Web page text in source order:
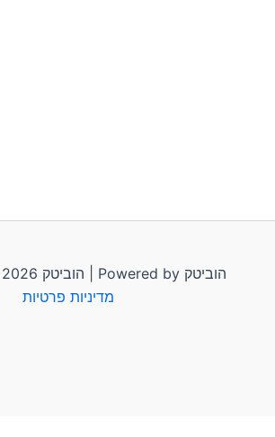
Copyright © 2026 הוביטק | Powered by הוביטק
מדיניות פרטיות